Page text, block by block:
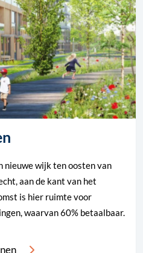
nieuwe wijk ten oosten van
aan de kant van het
is hier ruimte voor
waarvan 60% betaalbaar.